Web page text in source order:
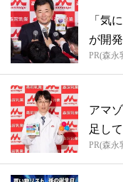
「気
が開
PR(森永
アマ
足し
PR(森永